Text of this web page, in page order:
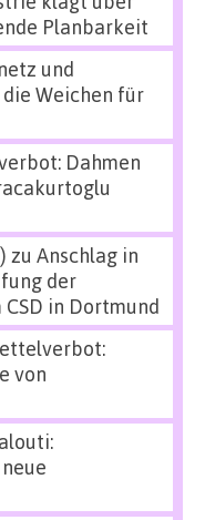
Planbarkeit
und
Weichen für
Dahmen
zu Anschlag in
der
in Dortmund
von